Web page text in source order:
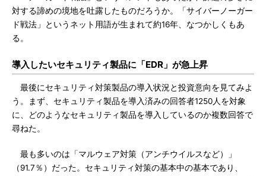
対する諦めの境地を吐露したものだろうか。「サイバーノーガー
ド戦法」というネット用語が生まれて約16年、なつかしくもあ
る。
導入したいセキュリティ製品に「EDR」が急上昇
最後にセキュリティ対策製品の導入状況と投資意向を見てみよ
う。まず、セキュリティ製品を導入済みの回答者1250人を対象
に、どのようなセキュリティ製品を導入しているのか複数回答で
尋ねた。
最も多いのは「マルウェア対策（アンチウイルスなど）」
（91.7％）だった。セキュリティ対策の基本中の基本であり、